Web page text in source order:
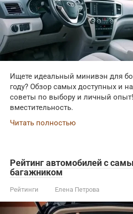
Ищете идеальный минивэн для
году? Обзор самых доступных и
советы по выбору и личный
вместительность.
Читать полностью
Рейтинг автомобилей с
багажником
Рейтинги Елена Петрова